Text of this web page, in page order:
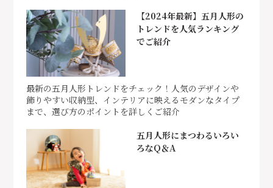
【2024年最新】五月人形の
トレンドを人気ランキング
でご紹介
最新の五月人形トレンドをチェック！人気のデザインや
飾りやすい収納型、インテリアに映えるモダンなタイプ
まで、選び方のポイントを詳しくご紹介
五月人形にまつわるいろい
ろなQ＆A